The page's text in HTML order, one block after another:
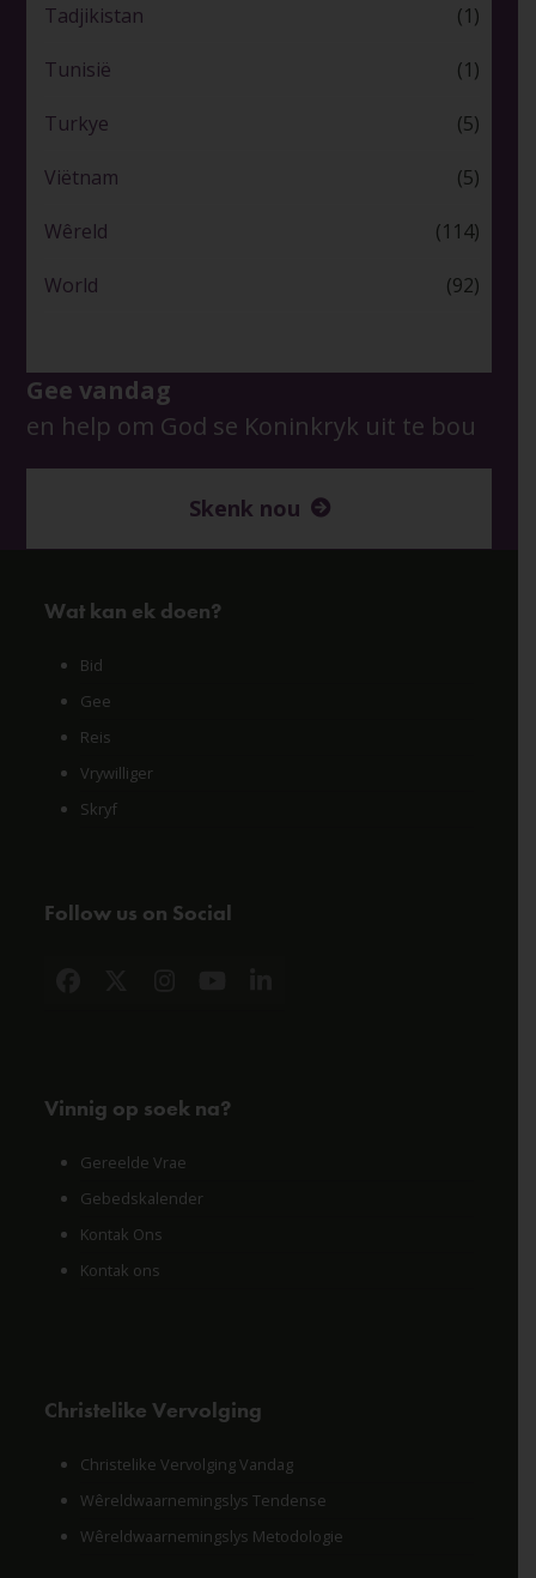
Tadjikistan (1)
Tunisië (1)
Turkye (5)
Viëtnam (5)
Wêreld (114)
World (92)
Gee vandag
en help om God se Koninkryk uit te bou
Skenk nou
Wat kan ek doen?
Bid
Gee
Reis
Vrywilliger
Skryf
Follow us on Social
Vinnig op soek na?
Gereelde Vrae
Gebedskalender
Kontak Ons
Kontak ons
Christelike Vervolging
Christelike Vervolging Vandag
Wêreldwaarnemingslys Tendense
Wêreldwaarnemingslys Metodologie